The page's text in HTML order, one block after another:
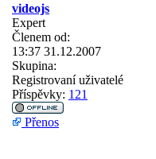
videojs
Expert
Členem od:
13:37 31.12.2007
Skupina:
Registrovaní uživatelé
Příspěvky: 121
Přenos